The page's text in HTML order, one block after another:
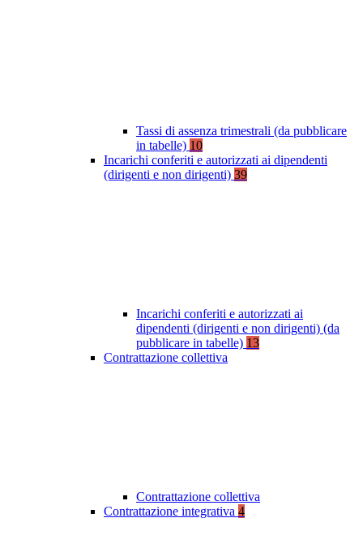
Tassi di assenza trimestrali (da pubblicare
in tabelle) 10
Incarichi conferiti e autorizzati ai dipendenti
(dirigenti e non dirigenti) 39
Incarichi conferiti e autorizzati ai
dipendenti (dirigenti e non dirigenti) (da
pubblicare in tabelle) 13
Contrattazione collettiva
Contrattazione collettiva
Contrattazione integrativa 4